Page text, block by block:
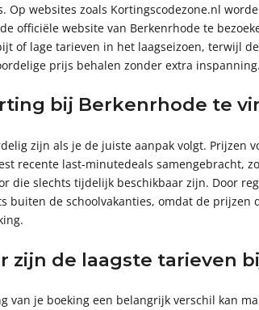
websites zoals Kortingscodezone.nl
officiële website van Berkenrhode te
of lage tarieven in het laagseizoen, terwijl
prijs behalen zonder extra inspanning.
bij Berkenrhode te
zijn als je de juiste aanpak volgt.
recente last-minutedeals samengebracht,
die slechts tijdelijk beschikbaar zijn. Door
de schoolvakanties, omdat de
de laagste tarieven
je boeking een belangrijk verschil kan